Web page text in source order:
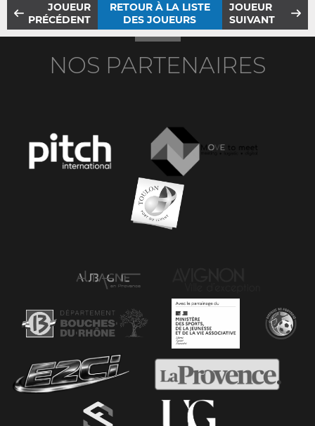
JOUEUR
PRÉCÉDENT
RETOUR À LA LISTE
DES JOUEURS
JOUEUR
SUIVANT
NOS PARTENAIRES